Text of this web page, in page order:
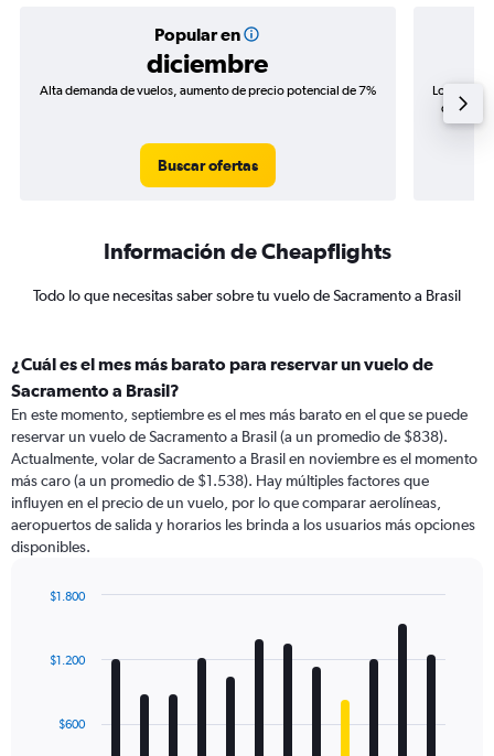
Popular en
diciembre
Alta demanda de vuelos, aumento de precio potencial de 7%
Buscar ofertas
Los
de
Información de Cheapflights
Todo lo que necesitas saber sobre tu vuelo de Sacramento a Brasil
¿Cuál es el mes más barato para reservar un vuelo de
Sacramento a Brasil?
En este momento, septiembre es el mes más barato en el que se puede
reservar un vuelo de Sacramento a Brasil (a un promedio de $838).
Actualmente, volar de Sacramento a Brasil en noviembre es el momento
más caro (a un promedio de $1.538). Hay múltiples factores que
influyen en el precio de un vuelo, por lo que comparar aerolíneas,
aeropuertos de salida y horarios les brinda a los usuarios más opciones
disponibles.
with
12
The$600
$1.200
$1.800